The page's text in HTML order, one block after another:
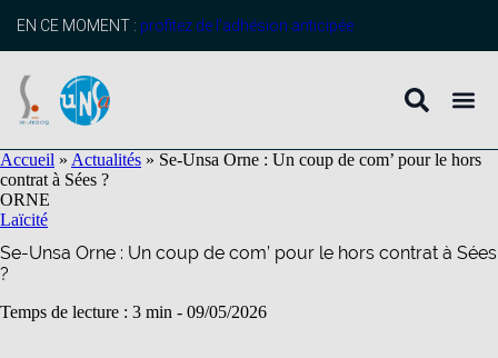
principal
EN CE MOMENT : profitez de l’adhésion anticipée
Accueil » Actualités » Se-Unsa Orne : Un coup de com’ pour le hors
contrat à Sées ?
ORNE
Laïcité
Se-Unsa Orne : Un coup de com’ pour le hors contrat à Sées
?
Temps de lecture : 3 min - 09/05/2026